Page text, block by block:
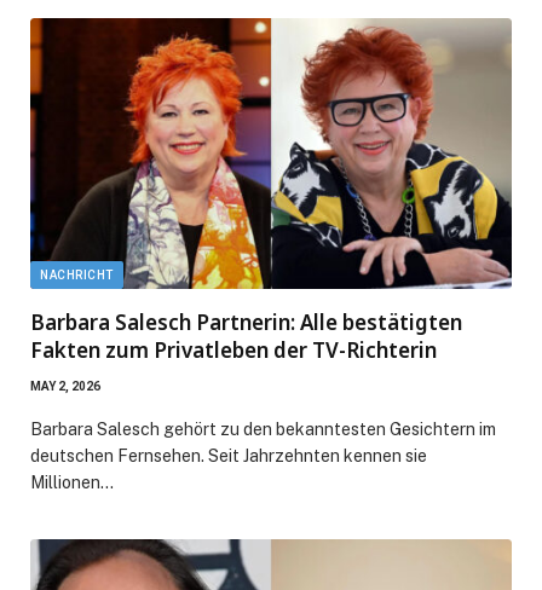
NACHRICHT
Barbara Salesch Partnerin: Alle bestätigten
Fakten zum Privatleben der TV-Richterin
MAY 2, 2026
Barbara Salesch gehört zu den bekanntesten Gesichtern im
deutschen Fernsehen. Seit Jahrzehnten kennen sie
Millionen…